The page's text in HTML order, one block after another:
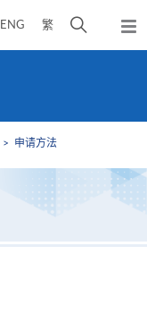
ENG 繁
开
弹
出
申请方法